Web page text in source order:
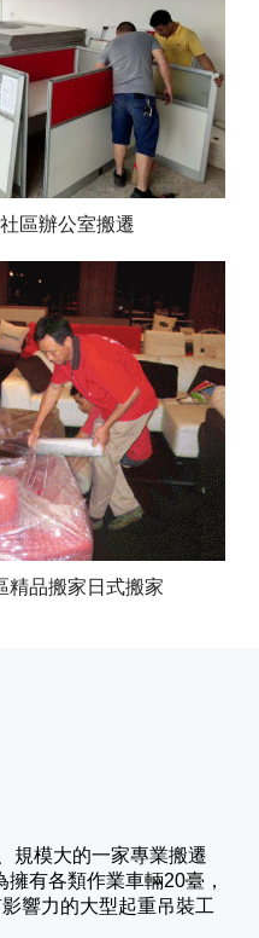
區辦公室搬遷
精品搬家日式搬家
規模大的一家專業搬遷
有各類作業車輛20臺，
響力的大型起重吊裝工